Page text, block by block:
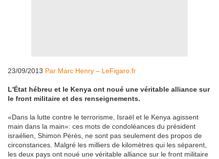
23/09/2013 Par Marc Henry – LeFigaro.fr
L'État hébreu et le Kenya ont noué une véritable alliance sur
le front militaire et des renseignements.
«Dans la lutte contre le terrorisme, Israël et le Kenya agissent
main dans la main»: ces mots de condoléances du président
israélien, Shimon Pérès, ne sont pas seulement des propos de
circonstances. Malgré les milliers de kilomètres qui les séparent,
les deux pays ont noué une véritable alliance sur le front militaire